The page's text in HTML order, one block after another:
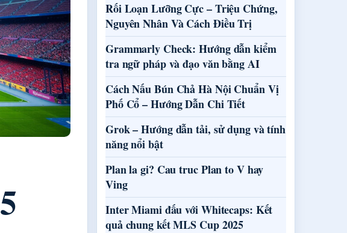
Rối Loạn Lưỡng Cực – Triệu Chứng,
Nguyên Nhân Và Cách Điều Trị
Grammarly Check: Hướng dẫn kiểm
tra ngữ pháp và đạo văn bằng AI
Cách Nấu Bún Chả Hà Nội Chuẩn Vị
Phố Cổ – Hướng Dẫn Chi Tiết
Grok – Hướng dẫn tải, sử dụng và tính
năng nổi bật
Plan la gi? Cau truc Plan to V hay
Ving
Inter Miami đấu với Whitecaps: Kết
quả chung kết MLS Cup 2025